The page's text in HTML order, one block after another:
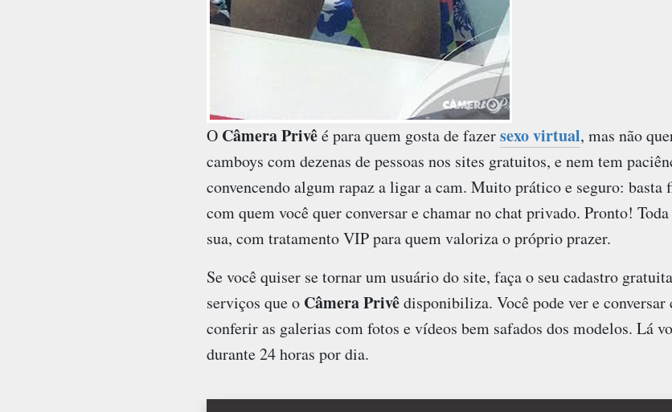
O Câmera Privêé para quem gosta de fazersexo virtual, mas não
camboys com dezenas de pessoas nos sites gratuitos, e nem tem
convencendo algum rapaz a ligar a cam. Muito prático e seguro:
com quem você quer conversar e chamar no chat privado. Pronto!
sua, com tratamento VIP para quem valoriza o próprio prazer.
Se você quiser se tornar um usuário do site, faça o seu cadastro
serviços que o Câmera Privêdisponibiliza. Você pode ver e conversar
conferir as galerias com fotos e vídeos bem safados dos modelos. Lá
durante 24 horas por dia.